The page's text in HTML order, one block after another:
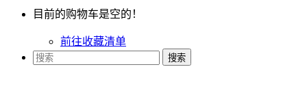
目前的购物车是空的！
前往收藏清单
搜索